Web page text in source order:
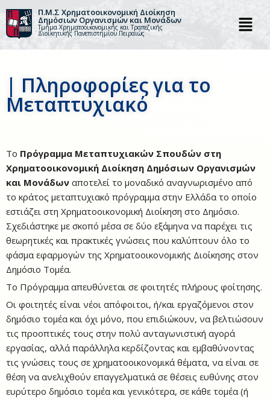
Μεταπηδήστε
στο
Π.Μ.Σ Χρηματοοικονομική Διοίκηση
Δημόσιων Οργανισμών και Μονάδων
Τμήμα Χρηματοοικονομικής και Τραπεζικής
Διοικητικής Πανεπιστημίου Πειραιώς
| Πληροφορίες για το
Μεταπτυχιακό
Το Πρόγραμμα Μεταπτυχιακών Σπουδών στη
Χρηματοοικονομική Διοίκηση Δημόσιων Οργανισμών
και Μονάδων αποτελεί το μοναδικό αναγνωρισμένο από
το κράτος μεταπτυχιακό πρόγραμμα στην Ελλάδα το οποίο
εστιάζει στη Χρηματοοικονομική Διοίκηση στο Δημόσιο.
Σχεδιάστηκε με σκοπό μέσα σε δύο εξάμηνα να παρέχει τις
θεωρητικές και πρακτικές γνώσεις που καλύπτουν όλο το
φάσμα εφαρμογών της Χρηματοοικονομικής Διοίκησης στον
Δημόσιο Τομέα.
Το Πρόγραμμα απευθύνεται σε φοιτητές πλήρους φοίτησης.
Οι φοιτητές είναι νέοι απόφοιτοι, ή/και εργαζόμενοι στον
δημόσιο τομέα και όχι μόνο, που επιδιώκουν, να βελτιώσουν
τις προοπτικές τους στην πολύ ανταγωνιστική αγορά
εργασίας, αλλά παράλληλα κερδίζοντας και εμβαθύνοντας
τις γνώσεις τους σε χρηματοοικονομικά θέματα, να είναι σε
θέση να ανελιχθούν επαγγελματικά σε θέσεις ευθύνης στον
ευρύτερο δημόσιο τομέα και γενικότερα, σε κάθε τομέα (ή